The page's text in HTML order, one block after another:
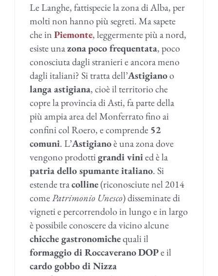
Le Langhe, fattispecie la zona di Alba, per
molti non hanno più segreti. Ma sapete
che inPiemonte, leggermente più a nord,
esiste unazonapoco frequentata, poco
conosciuta dagli stranieri e ancora meno
dagli italiani? Si tratta dell’Astigianoo
langa astigiana, cioè il territorio che
copre la provincia di Asti, fa parte della
più ampia area del Monferrato fino ai
confini col Roero, e comprende52
comuni. L’Astigianoè una zona dove
vengono prodottigrandi vinied è la
patria dello spumante italiano. Si
estende tracolline(riconosciute nel 2014
comePatrimonio Unesco) disseminate di
vigneti e percorrendolo in lungo e in largo
è possibile conoscere da vicino alcune
chicche gastronomichequali il
formaggio di RoccaveranoDOPe il
cardo gobbo di Nizza